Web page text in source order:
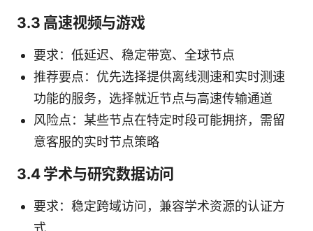
3.3 高速视频与游戏
要求：低延迟、稳定带宽、全球节点
推荐要点：优先选择提供离线测速和实时测速
功能的服务，选择就近节点与高速传输通道
风险点：某些节点在特定时段可能拥挤，需留
意客服的实时节点策略
3.4 学术与研究数据访问
要求：稳定跨域访问，兼容学术资源的认证方
式